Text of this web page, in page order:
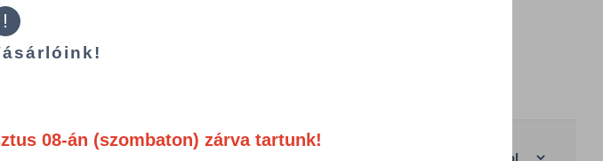
!
08-án (szombaton) zárva tartunk!